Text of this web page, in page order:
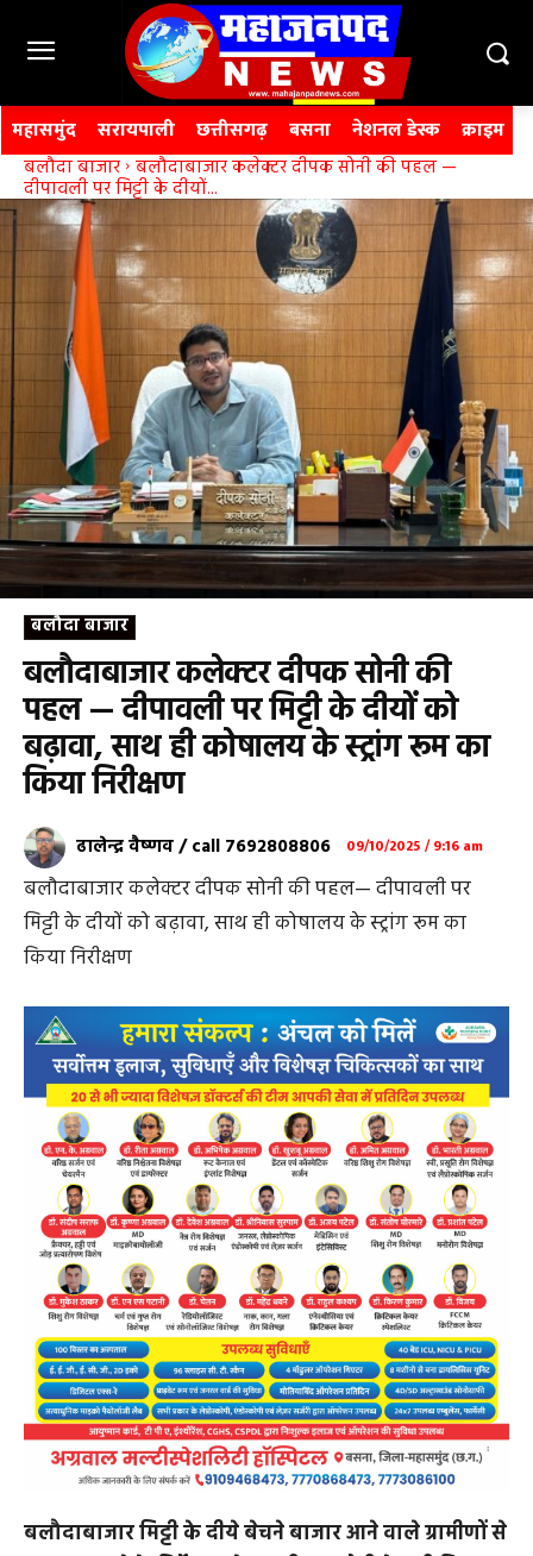
महासमुंद सरायपाली छत्तीसगढ़ बसना नेशनल डेस्क क्राइम
बलौदा बाजार बलौदाबाजार कलेक्टर दीपक सोनी की पहल —
दीपावली पर मिट्टी के दीयों...
बलौदा बाजार
बलौदाबाजार कलेक्टर दीपक सोनी की
पहल — दीपावली पर मिट्टी के दीयों को
बढ़ावा, साथ ही कोषालय के स्ट्रांग रूम का
किया निरीक्षण
ढालेन्द्र वैष्णव / call 7692808806 09/10/2025 / 9:16 am
बलौदाबाजार कलेक्टर दीपक सोनी की पहल— दीपावली पर
मिट्टी के दीयों को बढ़ावा, साथ ही कोषालय के स्ट्रांग रूम का
किया निरीक्षण
बलौदाबाजार मिट्टी के दीये बेचने बाजार आने वाले ग्रामीणों से
कर न वसूलने के निर्देश,कलेक्टर दीपक सोनी ने जारी किया
आदेश:दीपवली पर्व पर मिट्टी के दीये एवं स्वदेशी वस्तुओं के
उपयोग को बढ़ावा देने हेतु कलेक्टर दीपक सोनी ने पहल किया है।
उन्होंने मिट्टी के दीये विक्रय किये जाने हेतु बाजार आने वाले इन
ग्रामीणों को किसी प्रकार की असुविधा न हो एवं नगरपालिका व
नगर पंचायत क्षेत्र में इनसे किसी प्रकार का कर की वसूली न करने
आदेश जारी किया है।